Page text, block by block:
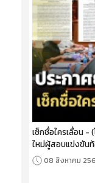
เช็กชื่อใครเลื่อน -
ใหม่ผู้สอบแข่งขัน
08 สิงหาคม